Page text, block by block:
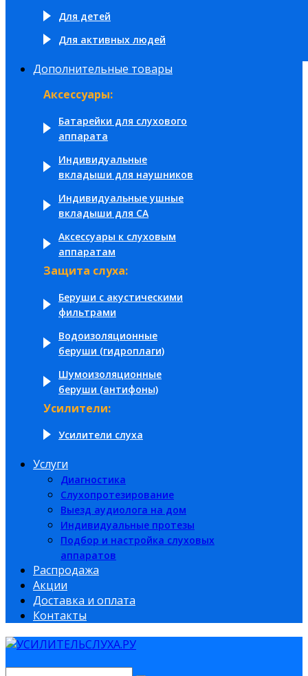
Для детей
Для активных людей
Дополнительные товары
Аксессуары:
Батарейки для слухового
аппарата
Индивидуальные
вкладыши для наушников
Индивидуальные ушные
вкладыши для СА
Аксессуары к слуховым
аппаратам
Защита слуха:
Беруши с акустическими
фильтрами
Водоизоляционные
беруши (гидроплаги)
Шумоизоляционные
беруши (антифоны)
Усилители:
Усилители слуха
Услуги
Диагностика
Слухопротезирование
Выезд аудиолога на дом
Индивидуальные протезы
Подбор и настройка слуховых
аппаратов
Распродажа
Акции
Доставка и оплата
Контакты